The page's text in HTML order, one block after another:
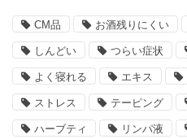
CM品 お酒残りにくい
しんどい つらい症状
よく寝れる エキス
ストレス テーピング
ハーブティ リンパ液